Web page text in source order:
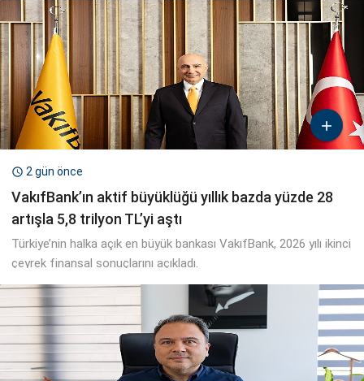

 2 gün önce
VakıfBank’ın aktif büyüklüğü yıllık bazda yüzde 28
artışla 5,8 trilyon TL’yi aştı
Türkiye’nin halka açık en büyük bankası VakıfBank, 2026 yılı ikinci
çeyrek finansal sonuçlarını açıkladı.